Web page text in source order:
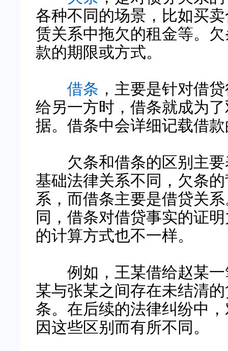
各种不同的场景，比如买
赁关系中拖欠的租金等。
款的期限或方式。
借条 ，主要是针对借
给另一方时，借条就成为
据。借条中会详细记载借
欠条和借条的区别主要
基础法律关系不同，欠条
系，而借条主要是借贷关
同，借条对借贷事实的证
的计算方式也不一样。
例如，王某借给赵某一
某与张某之间存在未结清
条。在后续的法律纠纷中
因这些区别而有所不同。